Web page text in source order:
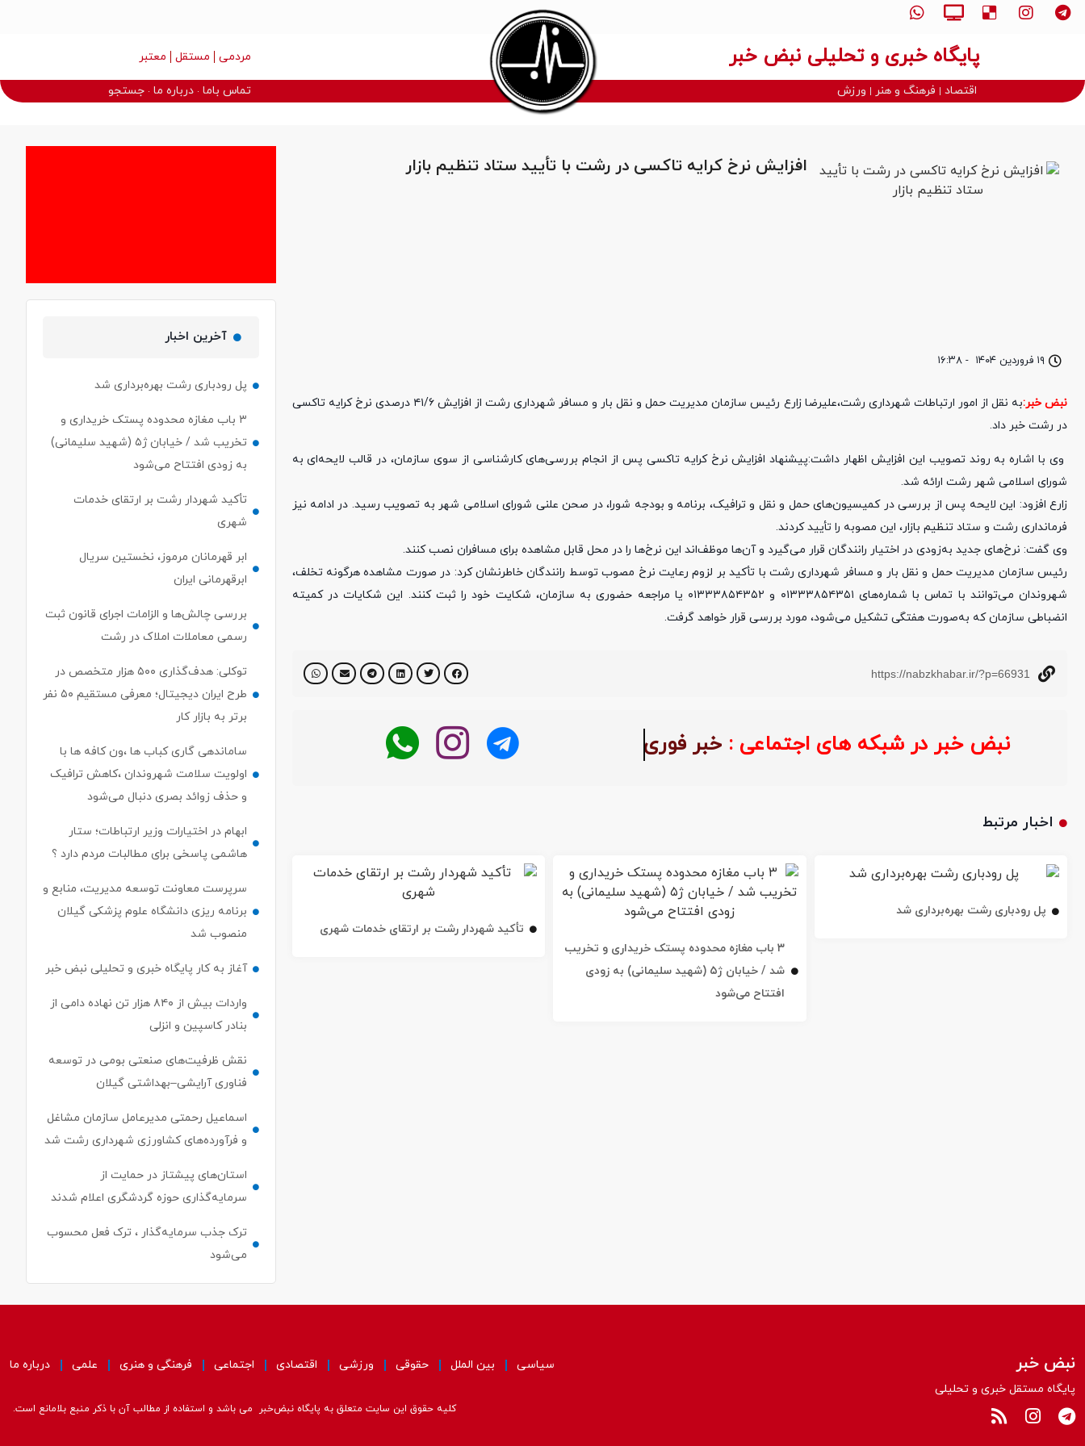
پایگاه خبری و تحلیلی نبض خبر مردمی مستقل معتبر
اقتصاد فرهنگ و هنر ورزش تماس باما درباره ما جستجو
۱۹ فروردین ۱۴۰۴ - ۱۶:۳۸
افزایش نرخ کرایه تاکسی در رشت با تأیید ستاد تنظیم بازار
نبض خبر:
به نقل از امور ارتباطات شهرداری رشت،علیرضا زارع رئیس سازمان مدیریت حمل و نقل بار و مسافر شهرداری رشت از افزایش ۴۱/۶ درصدی نرخ کرایه تاکسی
در رشت خبر داد.
وی با اشاره به روند تصویب این افزایش اظهار داشت:پیشنهاد افزایش نرخ کرایه تاکسی پس از انجام بررسی‌های کارشناسی از سوی سازمان، در قالب لایحه‌ای به
شورای اسلامی شهر رشت ارائه شد.
زارع افزود: این لایحه پس از بررسی در کمیسیون‌های حمل و نقل و ترافیک، برنامه و بودجه شورا، در صحن علنی شورای اسلامی شهر به تصویب رسید. در ادامه نیز
فرمانداری رشت و ستاد تنظیم بازار، این مصوبه را تأیید کردند.
وی گفت: نرخ‌های جدید به‌زودی در اختیار رانندگان قرار می‌گیرد و آن‌ها موظف‌اند این نرخ‌ها را در محل قابل مشاهده برای مسافران نصب کنند.
رئیس سازمان مدیریت حمل و نقل بار و مسافر شهرداری رشت با تأکید بر لزوم رعایت نرخ مصوب توسط رانندگان خاطرنشان کرد: در صورت مشاهده هرگونه تخلف،
شهروندان می‌توانند با تماس با شماره‌های ۰۱۳۳۳۸۵۴۳۵۱ و ۰۱۳۳۳۸۵۴۳۵۲ یا مراجعه حضوری به سازمان، شکایت خود را ثبت کنند. این شکایات در کمیته
انضباطی سازمان که به‌صورت هفتگی تشکیل می‌شود، مورد بررسی قرار خواهد گرفت.
https://nabzkhabar.ir/?p=66931
نبض خبر در شبکه های اجتماعی : خبر فوری
اخبار مرتبط
پل رودباری رشت بهره‌برداری شد
۳ باب مغازه محدوده پستک خریداری و تخریب
شد / خیابان ژ۵ (شهید سلیمانی) به زودی
افتتاح می‌شود
تأکید شهردار رشت بر ارتقای خدمات شهری
آخرین اخبار
پل رودباری رشت بهره‌برداری شد
۳ باب مغازه محدوده پستک خریداری و
تخریب شد / خیابان ژ۵ (شهید سلیمانی)
به زودی افتتاح می‌شود
تأکید شهردار رشت بر ارتقای خدمات
شهری
ابر قهرمانان مرموز، نخستین سریال
ابرقهرمانی ایران
بررسی چالش‌ها و الزامات اجرای قانون ثبت
رسمی معاملات املاک در رشت
توکلی: هدف‌گذاری ۵۰۰ هزار متخصص در
طرح ایران دیجیتال؛ معرفی مستقیم ۵۰ نفر
برتر به بازار کار
ساماندهی گاری کباب ها ،ون کافه ها با
اولویت سلامت شهروندان ،کاهش ترافیک
و حذف زوائد بصری دنبال می‌شود
ابهام در اختیارات وزیر ارتباطات؛ ستار
هاشمی پاسخی برای مطالبات مردم دارد ؟
سرپرست معاونت توسعه مدیریت، منابع و
برنامه ریزی دانشگاه علوم پزشکی گیلان
منصوب شد
آغاز به کار پایگاه خبری و تحلیلی نبض خبر
واردات بیش از ۸۴۰ هزار تن نهاده دامی از
بنادر كاسپین و انزلی
نقش ظرفیت‌های صنعتی بومی در توسعه
فناوری آرایشی–بهداشتی گیلان
اسماعیل رحمتی مدیرعامل سازمان مشاغل
و فرآورده‌های کشاورزی شهرداری رشت شد
استان‌های پیشتاز در حمایت از
سرمایه‌گذاری حوزه گردشگری اعلام شدند
ترک جذب سرمایه‌گذار ، ترک فعل محسوب
می‌شود
نبض خبر
پایگاه مستقل خبری و تحلیلی
سیاسی بین الملل حقوقی ورزشی اقتصادی اجتماعی فرهنگی و هنری علمی درباره ما
کلیه حقوق این سایت متعلق به پایگاه نبض‌خبر می باشد و استفاده از مطالب آن با ذکر منبع بلامانع است.